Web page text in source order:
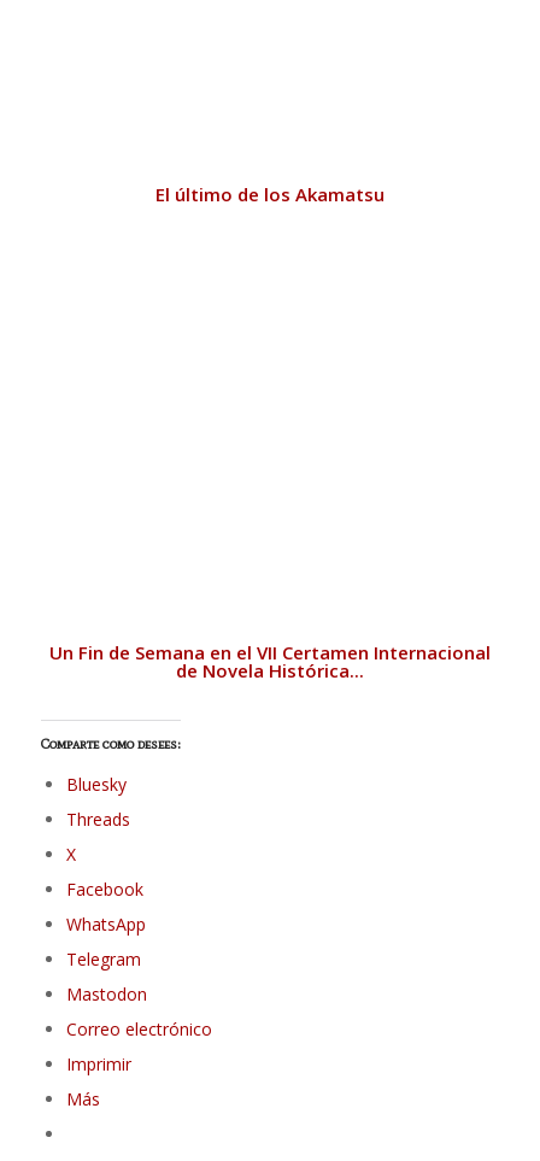
El último de los Akamatsu
Un Fin de Semana en el VII Certamen Internacional
de Novela Histórica...
Comparte como desees:
Bluesky
Threads
X
Facebook
WhatsApp
Telegram
Mastodon
Correo electrónico
Imprimir
Más